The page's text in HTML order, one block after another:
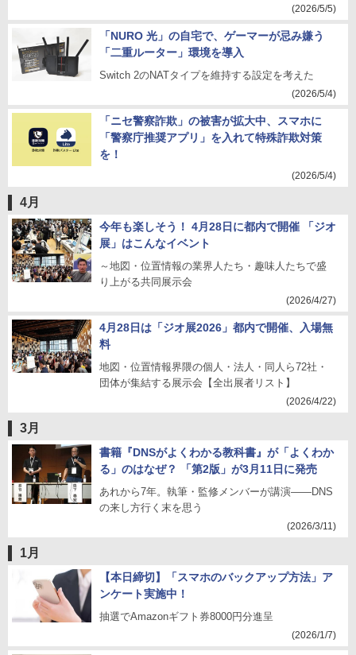
(2026/5/5)
「NURO 光」の自宅で、ゲーマーが忌み嫌う
「二重ルーター」環境を導入
Switch 2のNATタイプを維持する設定を考えた
(2026/5/4)
「ニセ警察詐欺」の被害が拡大中、スマホに
「警察庁推奨アプリ」を入れて特殊詐欺対策
を！
(2026/5/4)
4月
今年も楽しそう！ 4月28日に都内で開催 「ジオ
展」はこんなイベント
～地図・位置情報の業界人たち・趣味人たちで盛
り上がる共同展示会
(2026/4/27)
4月28日は「ジオ展2026」都内で開催、入場無
料
地図・位置情報界隈の個人・法人・同人ら72社・
団体が集結する展示会【全出展者リスト】
(2026/4/22)
3月
書籍『DNSがよくわかる教科書』が「よくわか
る」のはなぜ？ 「第2版」が3月11日に発売
あれから7年。執筆・監修メンバーが講演――DNS
の来し方行く末を思う
(2026/3/11)
1月
【本日締切】「スマホのバックアップ方法」ア
ンケート実施中！
抽選でAmazonギフト券8000円分進呈
(2026/1/7)